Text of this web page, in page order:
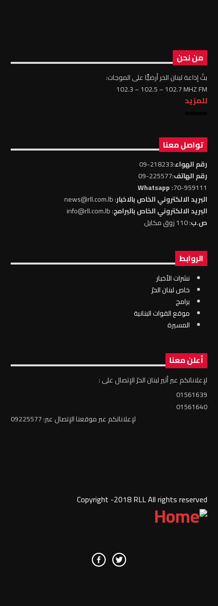
من نحن
بثّ إذاعة لبنان الحر أرضيًّا على الموجات:
102.3 – 102.5 – 102.7 MHZ FM
للمزيد
تواصل معنا
رقم الهواء:218233-09
رقم الهاتف:225577-09
70-959111
: Whatsapp
البريد الالكتروني الخاص بالاخبار: news@rll.com.lb
البريد الالكتروني الخاص بالبرامج: info@rll.com.lb
ص.ب: 110 زوق مكايل
الروابط
نشرات الأخبار
خاص لبنان الحرّ
برامج
موقع القوات البنانية
المسيرة
أعلن معنا
لإعلاناتكم عبر أثير لبنان الحرّ الإتصال على :
01561639
01561640
لإعلاناتكم عبر موقعنا الإتصال عبر: 09225577
Copyright -2018 RLL All rights reserved